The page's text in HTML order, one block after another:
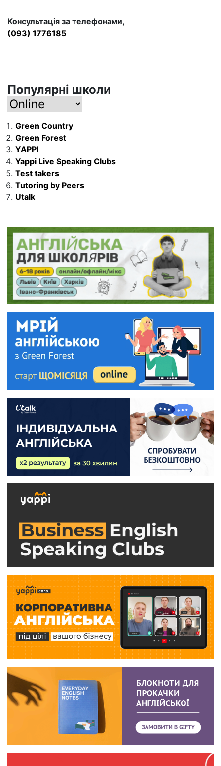
Консультація за телефонами,
(093) 1776185
Популярні школи
Green Country
Green Forest
YAPPI
Yappi Live Speaking Clubs
Test takers
Tutoring by Peers
Utalk